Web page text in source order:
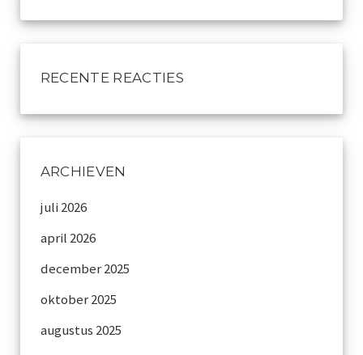
plaatsing
Vereniging
Contact
RECENTE REACTIES
ARCHIEVEN
juli 2026
april 2026
december 2025
oktober 2025
augustus 2025